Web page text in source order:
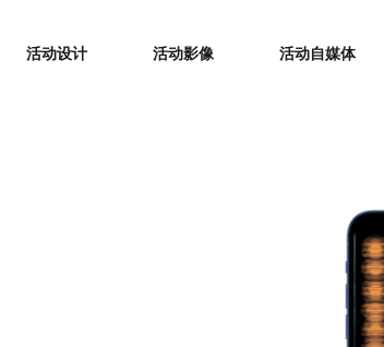
活动设计 活动影像 活动自媒体